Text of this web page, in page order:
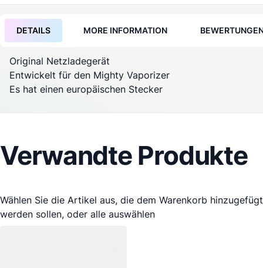
DETAILS MORE INFORMATION
Original Netzladegerät
Entwickelt für den Mighty Vaporizer
Es hat einen europäischen Stecker
Verwandte Produkte
Wählen Sie die Artikel aus, die dem Warenkorb hinzugefügt
werden sollen, oder alle auswählen